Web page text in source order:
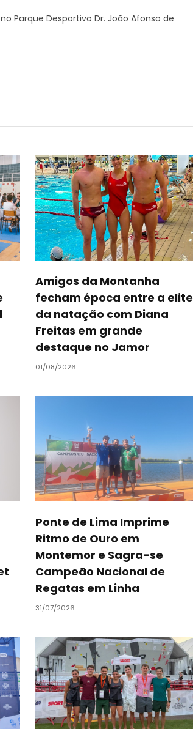
Parque Desportivo Dr. João Afonso de
Amigos da Montanha
fecham época entre a elite
da natação com Diana
Freitas em grande
destaque no Jamor
01/08/2026
Ponte de Lima Imprime
Ritmo de Ouro em
Montemor e Sagra-se
Campeão Nacional de
Regatas em Linha
31/07/2026